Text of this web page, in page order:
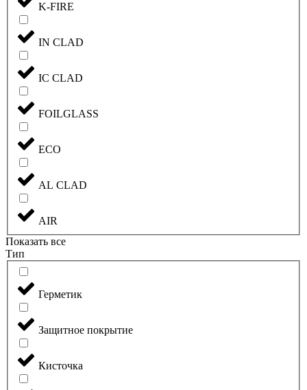
K-FIRE
IN CLAD
IC CLAD
FOILGLASS
ECO
AL CLAD
AIR
Показать все
Тип
Герметик
Защитное покрытие
Кисточка